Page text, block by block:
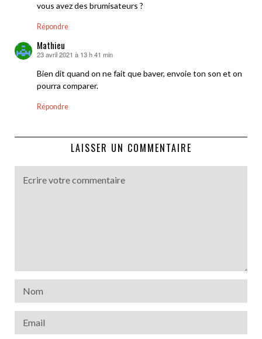
vous avez des brumisateurs ?
Répondre
Mathieu
dit :
23 avril 2021 à 13 h 41 min
Bien dit quand on ne fait que baver, envoie ton son et on
pourra comparer.
Répondre
LAISSER UN COMMENTAIRE